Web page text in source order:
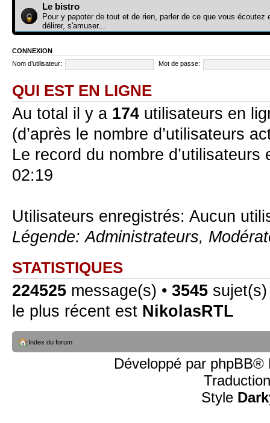
Le bistro
Pour y papoter de tout et de rien, parler de ce que vous écoutez
délirer, s'amuser...
CONNEXION
Nom d’utilisateur:
Mot de passe:
QUI EST EN LIGNE
Au total il y a 174 utilisateurs en
(d’après le nombre d’utilisateurs
Le record du nombre
02:19
Utilisateurs enregistrés: Aucun
Légende:Administrateurs,
STATISTIQUES
224525 message(s) • 3545
le plus récent est NikolasRTL
Index du forum
Développé par phpBB®
Style